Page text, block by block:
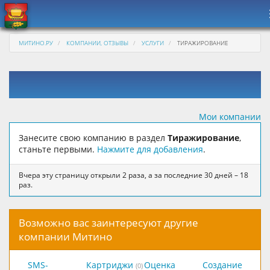
МИТИНО.РУ КОМПАНИИ, ОТЗЫВЫ УСЛУГИ ТИРАЖИРОВАНИЕ
Мои компании
Занесите свою компанию в раздел Тиражирование,
станьте первыми. Нажмите для добавления.
Вчера эту страницу открыли 2 раза, а за последние 30 дней – 18
раз.
Возможно вас заинтересуют другие
компании Митино
SMS- Картриджи (0)Оценка Создание